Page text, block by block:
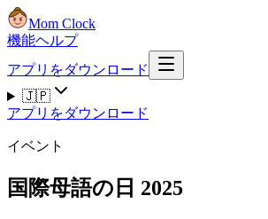
Mom Clock
機能ヘルプ
アプリをダウンロード
🇯🇵
アプリをダウンロード
イベント
国際母語の日 2025